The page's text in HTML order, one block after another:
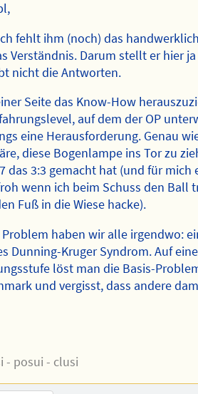
fehlt ihm (noch) das
Verständnis. Darum stellt er hier ja
nicht die Antworten.
Seite das Know-How
auf dem der OP
eine Herausforderung. Genau
diese Bogenlampe ins Tor zu
das 3:3 gemacht hat (und für mich
wenn ich beim Schuss den Ball
Fuß in die Wiese hacke).
Problem haben wir alle irgendwo:
Dunning-Kruger Syndrom. Auf
löst man die Basis-
und vergisst, dass andere
- posui - clusi